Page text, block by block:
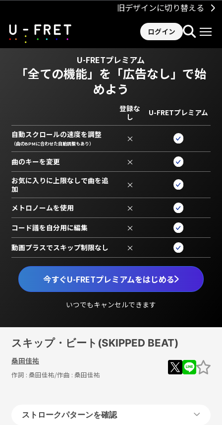
旧デザインに切り替える
ログイン
U-FRETプレミアム
「全ての機能」を 「広告なし」で始
めよう
今すぐU-FRETプレミアムをはじめる
いつでもキャンセルできます
登録な
し
U-FRETプレミアム
自動スクロールの速度を調整
（曲のBPMに合わせた自動調整もあり） ×
曲のキーを変更 ×
お気に入りに上限なしで曲を追
加
×
メトロノームを使用 ×
コード譜を自分用に編集 ×
動画プラスでスキップ制限なし ×
スキップ・ビート(SKIPPED BEAT)
桑田佳祐
作詞 : 桑田佳祐/作曲 : 桑田佳祐
ストロークパターンを確認